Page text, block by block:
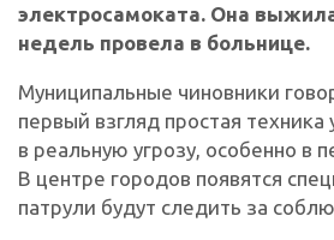
электросамоката. Она
недель провела в больнице.
Муниципальные чиновники
первый взгляд простая техника
в реальную угрозу, особенно в
В центре городов появятся
патрули будут следить за